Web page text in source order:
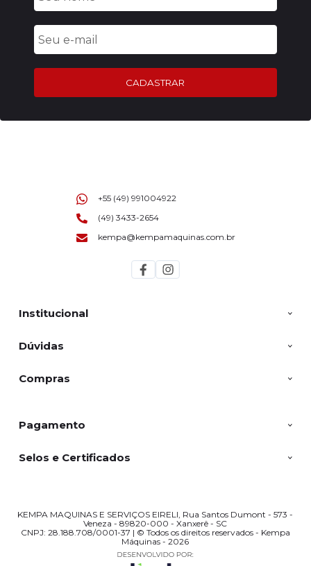
CADASTRAR
Institucional
Dúvidas
Compras
+55 (49) 991004922
(49) 3433-2654
kempa@kempamaquinas.com.br
Pagamento
Selos e Certificados
KEMPA MAQUINAS E SERVIÇOS EIRELI, Rua Santos Dumont - 573 -
Veneza - 89820-000 - Xanxerê - SC
CNPJ: 28.188.708/0001-37 | © Todos os direitos reservados - Kempa
Máquinas - 2026